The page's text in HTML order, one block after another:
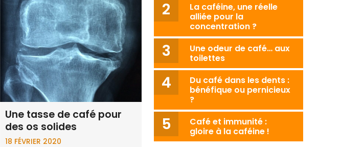
Une tasse de café pour
des os solides
18 FÉVRIER 2020
La caféine, une réelle
alliée pour la
concentration ?
Une odeur de café… aux
toilettes
Du café dans les dents :
bénéfique ou pernicieux
?
Café et immunité :
gloire à la caféine !